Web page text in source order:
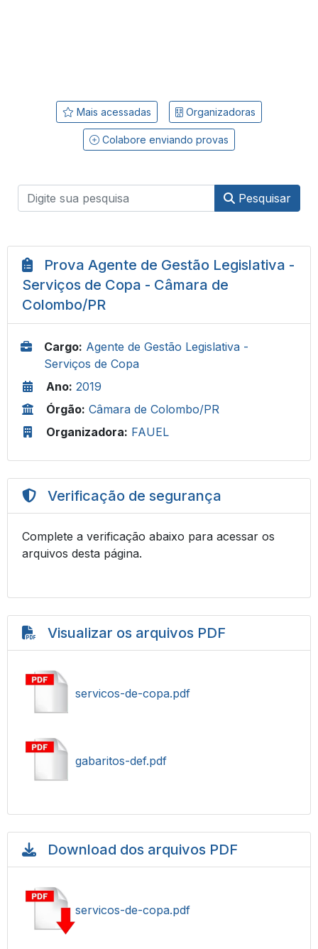
Mais acessadas Organizadoras
Colabore enviando provas
Pesquisar
Prova Agente de Gestão Legislativa -
Serviços de Copa - Câmara de
Colombo/PR
Cargo: Agente de Gestão Legislativa -
Serviços de Copa
Ano: 2019
Órgão: Câmara de Colombo/PR
Organizadora: FAUEL
Verificação de segurança
Complete a verificação abaixo para acessar os
arquivos desta página.
Visualizar os arquivos PDF
servicos-de-copa.pdf
gabaritos-def.pdf
Download dos arquivos PDF
servicos-de-copa.pdf